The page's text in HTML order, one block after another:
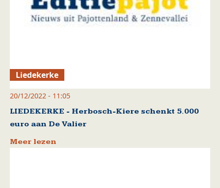
Liedekerke
20/12/2022 - 11:05
LIEDEKERKE - Herbosch-Kiere schenkt 5.000
euro aan De Valier
Meer lezen